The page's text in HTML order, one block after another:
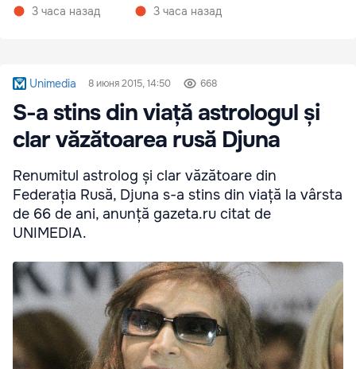
3 часа назад
3 часа назад
Unimedia 8 июня 2015, 14:50 668
S-a stins din viață astrologul și
clar văzătoarea rusă Djuna
Renumitul astrolog și clar văzătoare din
Federația Rusă, Djuna s-a stins din viață la vârsta
de 66 de ani, anunță gazeta.ru citat de
UNIMEDIA.